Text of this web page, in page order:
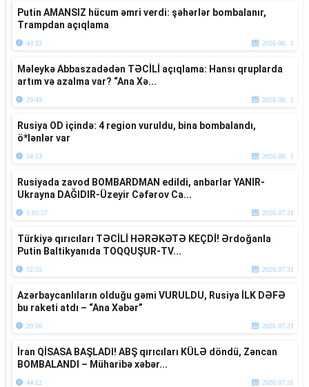
Putin AMANSIZ hücum əmri verdi: şəhərlər bombalanır,
Trampdan açıqlama
43:22 2026.08. 1
Məleykə Abbaszadədən TƏCİLİ açıqlama: Hansı qruplarda
artım və azalma var? “Ana Xə...
29:43 2026.08. 1
Rusiya OD içində: 4 region vuruldu, bina bombalandı,
ö*lənlər var
54:53 2026.08. 1
Rusiyada zavod BOMBARDMAN edildi, anbarlar YANIR-
Ukrayna DAĞIDIR-Üzeyir Cəfərov Ca...
1:03:57 2026.07.31
Türkiyə qırıcıları TƏCİLİ HƏRƏKƏTƏ KEÇDİ! Ərdoğanla
Putin Baltikyanıda TOQQUŞUR-TV...
52:55 2026.07.31
Azərbaycanlıların olduğu gəmi VURULDU, Rusiya İLK DƏFƏ
bu raketi atdı – “Ana Xəbər”
29:20 2026.07.31
İran QİSASA BAŞLADI! ABŞ qırıcıları KÜLƏ döndü, Zəncan
BOMBALANDI – Müharibə xəbər...
44:12 2026.07.31